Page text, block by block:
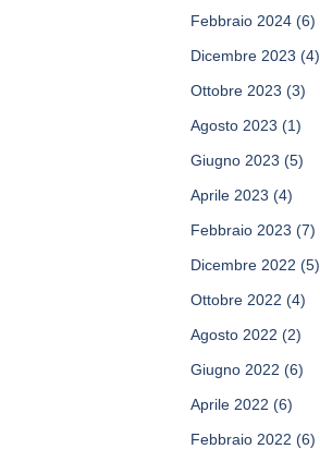
Febbraio 2024 (6)
Dicembre 2023 (4)
Ottobre 2023 (3)
Agosto 2023 (1)
Giugno 2023 (5)
Aprile 2023 (4)
Febbraio 2023 (7)
Dicembre 2022 (5)
Ottobre 2022 (4)
Agosto 2022 (2)
Giugno 2022 (6)
Aprile 2022 (6)
Febbraio 2022 (6)